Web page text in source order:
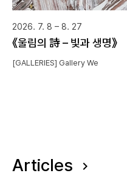
2026. 7. 8 – 8. 27
《울림의 詩 – 빛과 생명》
[GALLERIES] Gallery We
Articles